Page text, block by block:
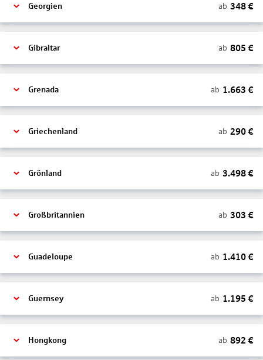
Georgien ab 348€
Gibraltar ab 805 €
Grenada ab 1.663 €
Griechenland ab 290€
Grönland ab 3.498€
Großbritannien ab 303 €
Guadeloupe ab 1.410€
Guernsey ab 1.195 €
Hongkong ab 892 €